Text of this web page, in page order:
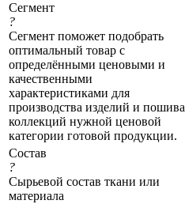
Сегмент
?
Сегмент поможет подобрать
оптимальный товар с
определёнными ценовыми и
качественными
характеристиками для
производства изделий и пошива
коллекций нужной ценовой
категории готовой продукции.
Состав
?
Сырьевой состав ткани или
материала